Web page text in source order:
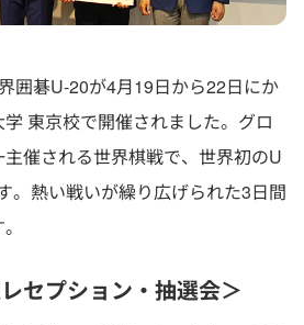
囲碁U-20が4月19日から22日にか
東京校で開催されました。グロ
催される世界棋戦で、世界初のU
。熱い戦いが繰り広げられた3日間
セプション・抽選会＞